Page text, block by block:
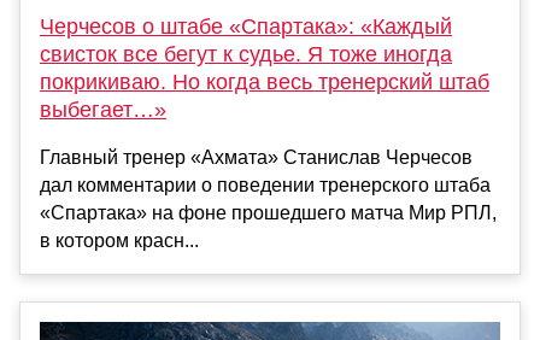
Черчесов о штабе «Спартака»: «Каждый
свисток все бегут к судье. Я тоже иногда
покрикиваю. Но когда весь тренерский штаб
выбегает…»
Главный тренер «Ахмата» Станислав Черчесов
дал комментарии о поведении тренерского штаба
«Спартака» на фоне прошедшего матча Мир РПЛ,
в котором красн...